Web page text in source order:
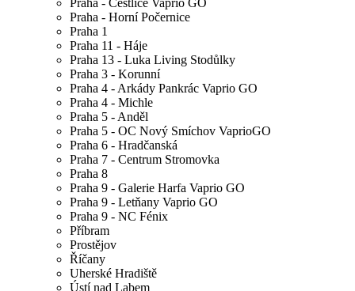
Praha - Čestlice Vaprio GO
Praha - Horní Počernice
Praha 1
Praha 11 - Háje
Praha 13 - Luka Living Stodůlky
Praha 3 - Korunní
Praha 4 - Arkády Pankrác Vaprio GO
Praha 4 - Michle
Praha 5 - Anděl
Praha 5 - OC Nový Smíchov VaprioGO
Praha 6 - Hradčanská
Praha 7 - Centrum Stromovka
Praha 8
Praha 9 - Galerie Harfa Vaprio GO
Praha 9 - Letňany Vaprio GO
Praha 9 - NC Fénix
Příbram
Prostějov
Říčany
Uherské Hradiště
Ústí nad Labem